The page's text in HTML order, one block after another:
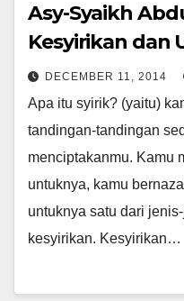
Asy-Syaikh
Kesyirikan dan
DECEMBER 11, 2014
Apa itu syirik? (yaitu)
tandingan-tandingan
menciptakanmu. Kamu
untuknya, kamu
untuknya satu dari
kesyirikan. Kesyirikan…